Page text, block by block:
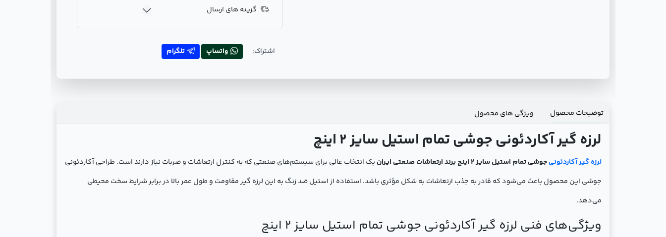
گزینه های ارسال
اشتراک: واتساپ تلگرام
توضیحات محصول ویژگی های محصول
لرزه گیر آکاردئونی جوشی تمام استیل سایز 2 اینچ
لرزه گیر آکاردئونیجوشی تمام استیل سایز 2 اینچ برند ارتعاشات صنعتی ایران
یک انتخاب عالی برای سیستم‌های صنعتی که به کنترل ارتعاشات و ضربات نیاز دارند است. طراحی آکاردئونی
جوشی این محصول باعث می‌شود که قادر به جذب ارتعاشات به شکل مؤثری باشد. استفاده از استیل ضد زنگ به این لرزه گیر مقاومت و طول عمر بالا در برابر شرایط سخت محیطی
می‌دهد.
ویژگی‌های فنی لرزه گیر آکاردئونی جوشی تمام استیل سایز 2 اینچ